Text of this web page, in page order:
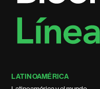
LATINOAMÉRICA